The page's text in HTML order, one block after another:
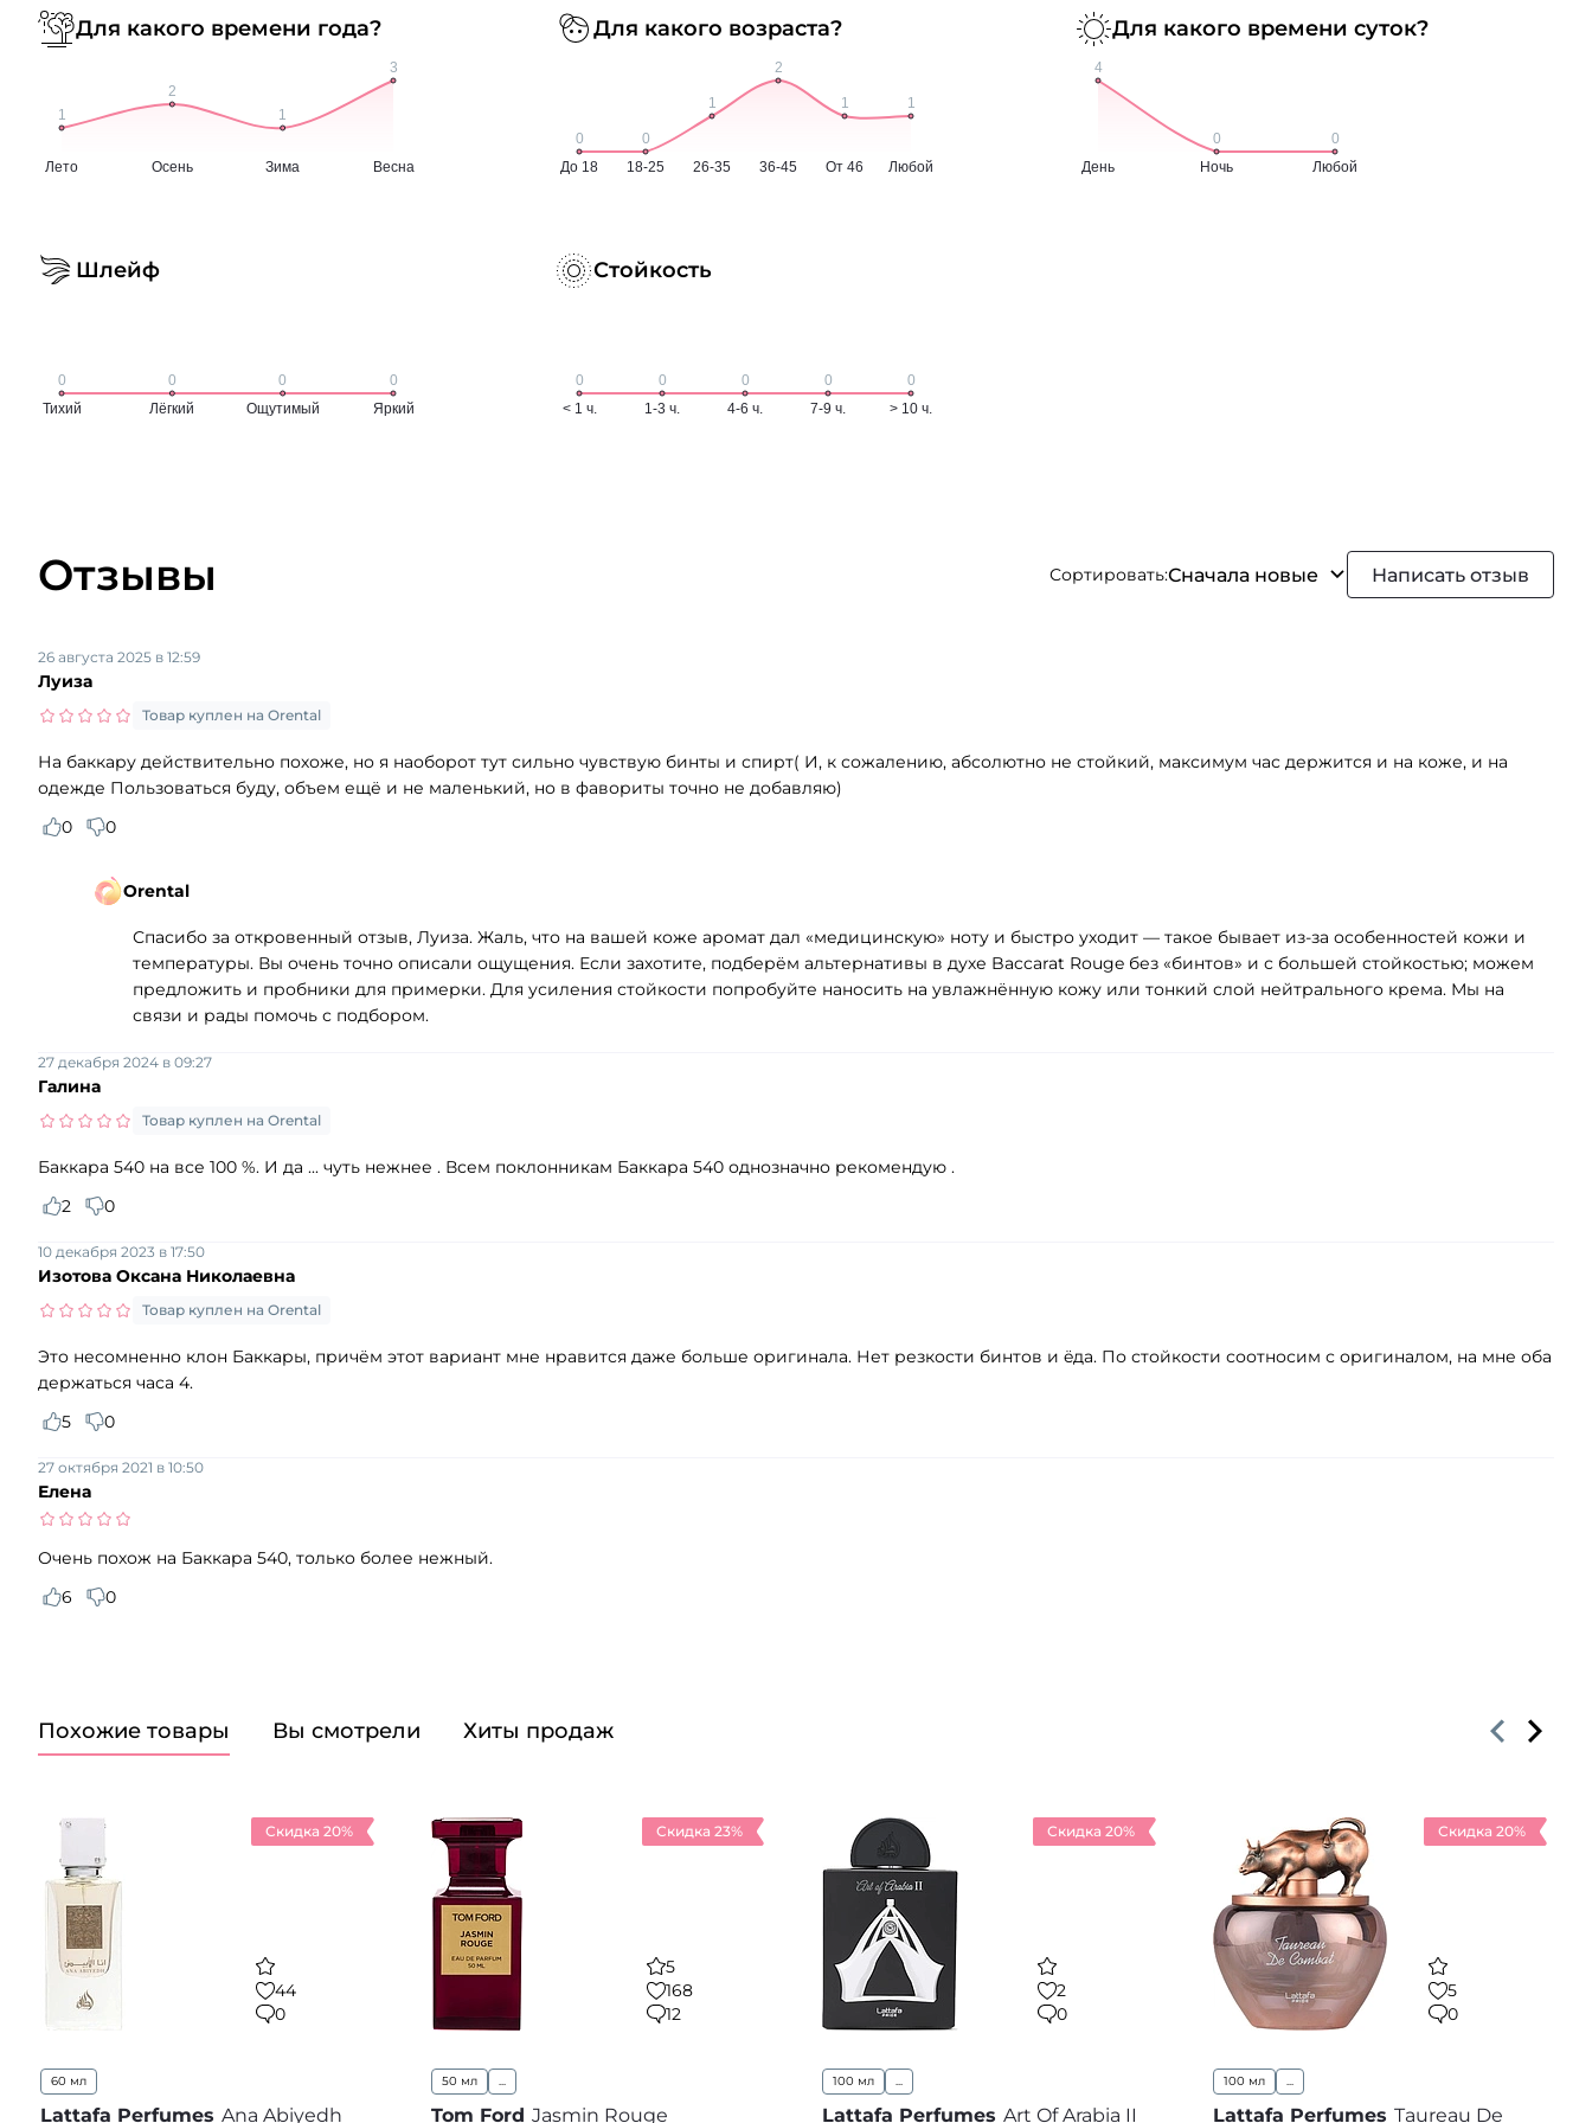
Для какого времени года? Для какого возраста? Для какого времени суток?
Шлейф Стойкость
Отзывы Сортировать:Сначала новые Написать отзыв
Луиза
26 августа 2025 в 12:59
Товар куплен на Orental
На баккару действительно похоже, но я наоборот тут сильно чувствую бинты и спирт( И, к сожалению, абсолютно не стойкий, максимум час держится и на коже, и на
одежде Пользоваться буду, объем ещё и не маленький, но в фавориты точно не добавляю)
0
0
Orental
Спасибо за откровенный отзыв, Луиза. Жаль, что на вашей коже аромат дал «медицинскую» ноту и быстро уходит — такое бывает из‑за особенностей кожи и
температуры. Вы очень точно описали ощущения. Если захотите, подберём альтернативы в духе Baccarat Rouge без «бинтов» и с большей стойкостью; можем
предложить и пробники для примерки. Для усиления стойкости попробуйте наносить на увлажнённую кожу или тонкий слой нейтрального крема. Мы на
связи и рады помочь с подбором.
Галина
27 декабря 2024 в 09:27
Товар куплен на Orental
Баккара 540 на все 100 %. И да ... чуть нежнее . Всем поклонникам Баккара 540 однозначно рекомендую .
2
0
Изотова Оксана Николаевна
10 декабря 2023 в 17:50
Товар куплен на Orental
Это несомненно клон Баккары, причём этот вариант мне нравится даже больше оригинала. Нет резкости бинтов и ëда. По стойкости соотносим с оригиналом, на мне оба
держаться часа 4.
5
0
Елена
27 октября 2021 в 10:50
Очень похож на Баккара 540, только более нежный.
6
0
Похожие товары Вы смотрели Хиты продаж
Скидка 20%
44
0
60 мл
Lattafa Perfumes Ana Abiyedh
Скидка 23%
5
168
12
50 мл ...
Tom Ford Jasmin Rouge
Скидка 20%
2
0
100 мл ...
Lattafa Perfumes Art Of Arabia II
Скидка 20%
5
0
100 мл ...
Lattafa Perfumes Taureau De